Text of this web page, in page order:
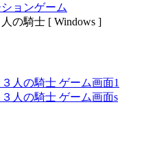
ョンゲーム
の騎士 [ Windows ]